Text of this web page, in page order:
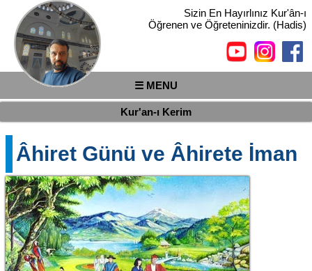
Sizin En Hayırlınız Kur'ân-ı
Öğrenen ve Öğreteninizdir. (Hadis)
☰ MENU
Kur'an-ı Kerim
Âhiret Günü ve Âhirete İman